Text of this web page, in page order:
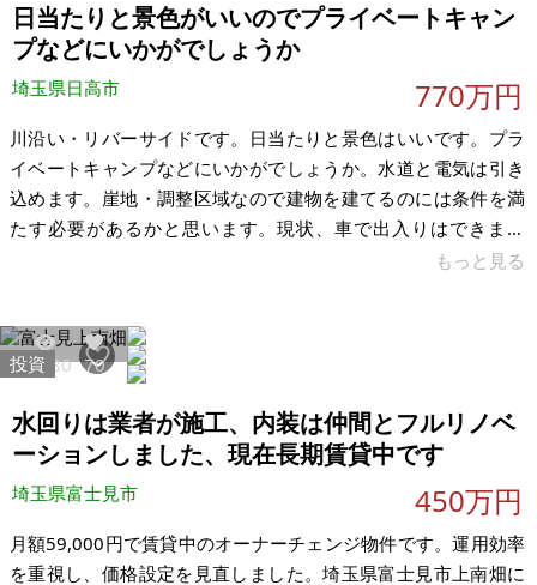
diy頑張って行ける人にはいいと思います。ご覧の場合は、ご希
望の時間などいれてください
日当たりと景色がいいのでプライベートキャン
プなどにいかがでしょうか
埼玉県日高市 770万円
川沿い・リバーサイドです。日当たりと景色はいいです。プラ
イベートキャンプなどにいかがでしょうか。水道と電気は引き
込めます。崖地・調整区域なので建物を建てるのには条件を満
たす必要があるかと思います。現状、車で出入りはできます
よび公簿売買でのお取引きとなります。
もっと見る
18980 70
投資
水回りは業者が施工、内装は仲間とフルリノベ
ーションしました、現在長期賃貸中です
埼玉県富士見市 450万円
月額59,000円で賃貸中のオーナーチェンジ物件です。運用効率
を重視し、価格設定を見直しました。埼玉県富士見市上南畑に